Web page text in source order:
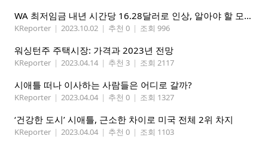
WA 최저임금 내년 시간당 16.28달러로 인상, 알아야 할 모든 것
KReporter | 2023.10.02 | 추천 0 | 조회 996
워싱턴주 주택시장: 가격과 2023년 전망
KReporter | 2023.04.14 | 추천 3 | 조회 2117
시애틀 떠나 이사하는 사람들은 어디로 갈까?
KReporter | 2023.04.04 | 추천 0 | 조회 1327
‘건강한 도시’ 시애틀, 근소한 차이로 미국 전체 2위 차지
KReporter | 2023.04.04 | 추천 0 | 조회 1103